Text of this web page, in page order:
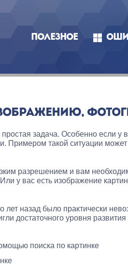
ПОЛЕЗНОЕ
задача. Особенно если у
Примером такой ситуации может
разрешением и вам
у вас есть изображение
лет назад было практически
достаточного уровня развития
поиска по картинке